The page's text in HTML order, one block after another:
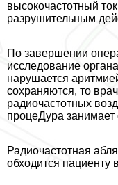
высокочастотный
разрушительным
По завершении
исследование
нарушается
сохраняются, то
радиочастотных
процеДypa занимает
Радиочастотная
обходится пациенту